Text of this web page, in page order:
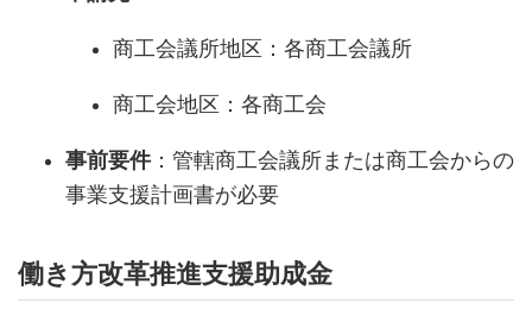
商工会議所地区：各商工会議所
商工会地区：各商工会
事前要件：管轄商工会議所または商工会からの
事業支援計画書が必要
働き方改革推進支援助成金